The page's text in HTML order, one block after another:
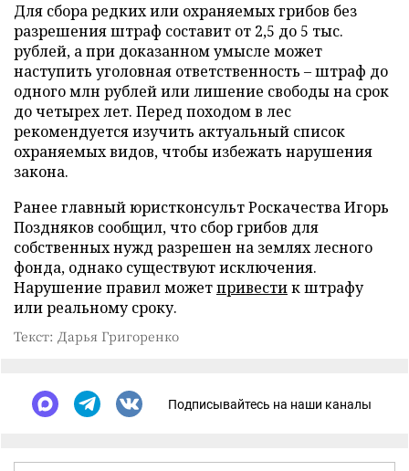
Для сбора редких или охраняемых грибов без
разрешения штраф составит от 2,5 до 5 тыс.
рублей, а при доказанном умысле может
наступить уголовная ответственность – штраф до
одного млн рублей или лишение свободы на срок
до четырех лет. Перед походом в лес
рекомендуется изучить актуальный список
охраняемых видов, чтобы избежать нарушения
закона.
Ранее главный юристконсульт Роскачества Игорь
Поздняков сообщил, что сбор грибов для
собственных нужд разрешен на землях лесного
фонда, однако существуют исключения.
Нарушение правил можетпривестик штрафу
или реальному сроку.
Текст: Дарья Григоренко
Подписывайтесь на наши каналы